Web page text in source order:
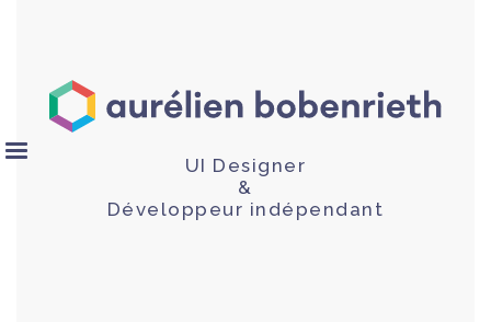
UI Designer
&
Développeur indépendant